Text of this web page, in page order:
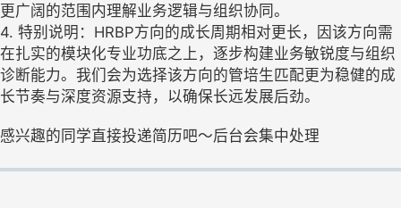
更广阔的范围内理解业务逻辑与组织协同。
4. 特别说明：HRBP方向的成长周期相对更长，因该方向需
在扎实的模块化专业功底之上，逐步构建业务敏锐度与组织
诊断能力。我们会为选择该方向的管培生匹配更为稳健的成
长节奏与深度资源支持，以确保长远发展后劲。
感兴趣的同学直接投递简历吧～后台会集中处理